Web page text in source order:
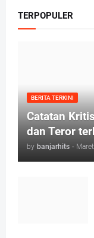
TERPOPULER
BERITA TERKINI
Catatan
dan Teror
by banjarhits -